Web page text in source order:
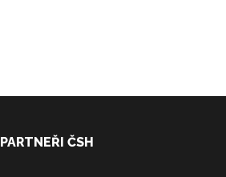
PARTNEŘI ČSH